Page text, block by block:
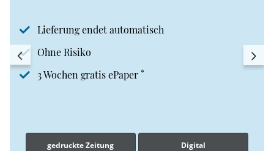
Lieferung endet automatisch
Ohne Risiko
3 Wochen gratis ePaper *
gedruckte Zeitung Digital